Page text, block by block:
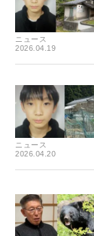
ニュース
2026.04.19
ニュース
2026.04.20